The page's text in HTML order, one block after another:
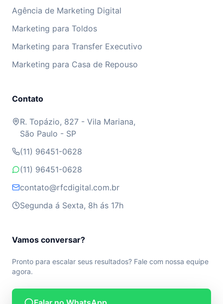
Agência de Marketing Digital
Marketing para Toldos
Marketing para Transfer Executivo
Marketing para Casa de Repouso
Contato
R. Topázio, 827 - Vila Mariana,
São Paulo - SP
(11) 96451-0628
(11) 96451-0628
contato@rfcdigital.com.br
Segunda á Sexta, 8h ás 17h
Vamos conversar?
Pronto para escalar seus resultados? Fale com nossa equipe
agora.